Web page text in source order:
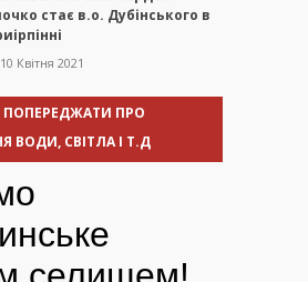
стає в.о. Дубінського в
Квітня 2021
ПРО
ВОДИ, СВІТЛА І Т.Д